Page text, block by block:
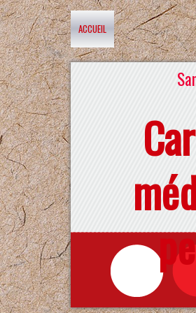
ACCUEIL